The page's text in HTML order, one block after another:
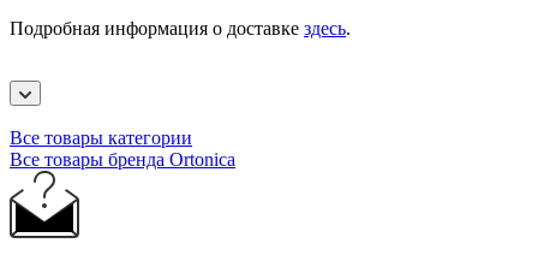
Подробная информация о доставке здесь.
Все товары категории
Все товары бренда Ortonica